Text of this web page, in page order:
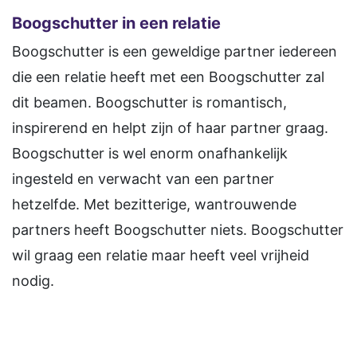
Boogschutter in een relatie
Boogschutter is een geweldige partner iedereen
die een relatie heeft met een Boogschutter zal
dit beamen. Boogschutter is romantisch,
inspirerend en helpt zijn of haar partner graag.
Boogschutter is wel enorm onafhankelijk
ingesteld en verwacht van een partner
hetzelfde. Met bezitterige, wantrouwende
partners heeft Boogschutter niets. Boogschutter
wil graag een relatie maar heeft veel vrijheid
nodig.